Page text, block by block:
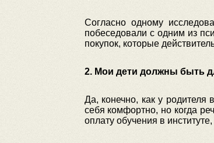
Согласно одному
побеседовали с одним из
покупок, которые
2. Мои дети должны быть
Да, конечно, как у
себя комфортно, но когда
оплату обучения в